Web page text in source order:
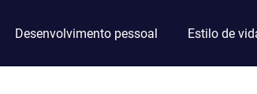
Desenvolvimento pessoal Estilo de